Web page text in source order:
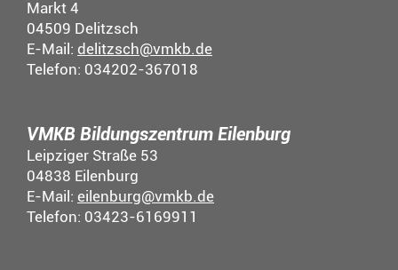
Markt 4
04509 Delitzsch
E-Mail: delitzsch@vmkb.de
Telefon: 034202-367018
VMKB Bildungszentrum Eilenburg
Leipziger Straße 53
04838 Eilenburg
E-Mail: eilenburg@vmkb.de
Telefon: 03423-6169911